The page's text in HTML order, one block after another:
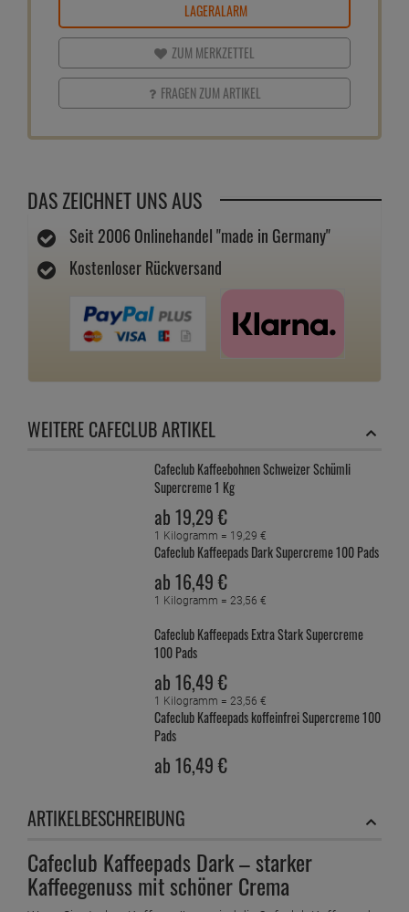
LAGERALARM
ZUM MERKZETTEL
FRAGEN ZUM ARTIKEL
DAS ZEICHNET UNS AUS
Seit 2006 Onlinehandel "made in Germany"
Kostenloser Rückversand
WEITERE CAFECLUB ARTIKEL
Cafeclub Kaffeebohnen Schweizer Schümli
Supercreme 1 Kg
ab19,29 €
1 Kilogramm = 19,29 €
Cafeclub Kaffeepads Dark Supercreme 100 Pads
ab16,49 €
1 Kilogramm =23, 56 €
Cafeclub Kaffeepads Extra Stark Supercreme
100 Pads
ab16,49 €
1 Kilogramm =23, 56 €
Cafeclub Kaffeepads koffeinfrei Supercreme 100
Pads
ab16,49 €
Pads
16, 49 €
1 Kilogramm =23,56 €
Cafeclub Kaffeepads Regular Supercreme 100
Pads
ARTIKELBESCHREIBUNG
Cafeclub Kaffeepads Dark – starker
Kaffeegenuss mit schöner Crema